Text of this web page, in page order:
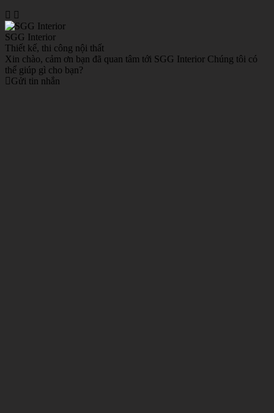
SGG Interior
Thiết kế, thi công nội thất
Xin chào, cảm ơn bạn đã quan tâm tới SGG Interior Chúng tôi có
thể giúp gì cho bạn?
Gửi tin nhắn